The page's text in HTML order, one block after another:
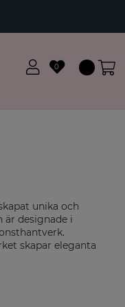
0
unika och
är designade i
skapar eleganta
Maanestens unika